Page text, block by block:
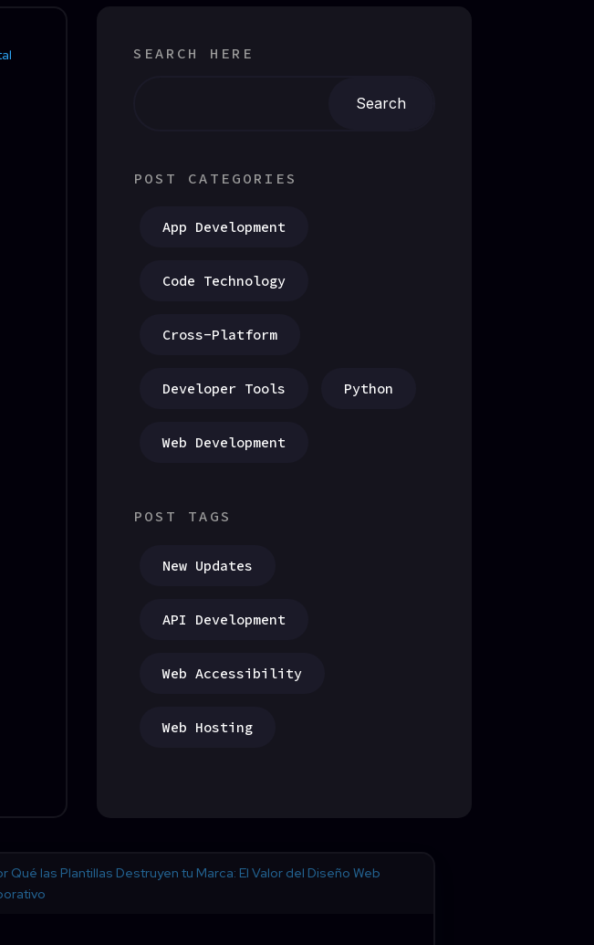
SEARCH HERE
POST CATEGORIES
App Development
Code Technology
Cross-Platform
Developer Tools Python
Web Development
POST TAGS
New Updates
API Development
Web Accessibility
Web Hosting